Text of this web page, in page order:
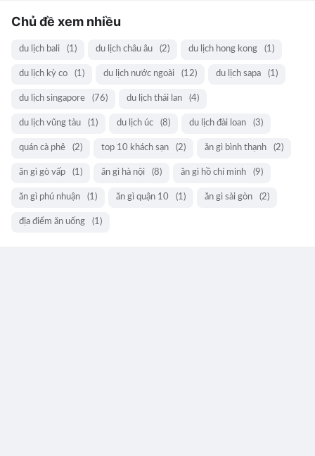
Chủ đề xem nhiều
du lịch bali (1) du lịch châu âu (2) du lịch hong kong (1)
du lịch kỳ co (1) du lịch nước ngoài (12) du lịch sapa (1)
du lịch singapore (76) du lịch thái lan (4)
du lịch vũng tàu (1) du lịch úc (8) du lịch đài loan (3)
quán cà phê (2) top 10 khách sạn (2) ăn gì bình thạnh (2)
ăn gì gò vấp (1) ăn gì hà nội (8) ăn gì hồ chí minh (9)
ăn gì phú nhuận (1) ăn gì quận 10 (1) ăn gì sài gòn (2)
địa điểm ăn uống (1)